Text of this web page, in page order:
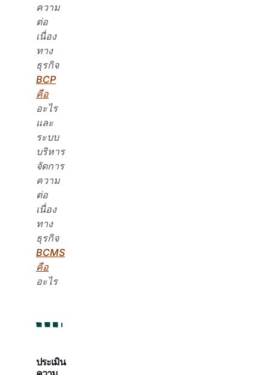
ความ
ต่อ
เนื่อง
ทาง
ธุรกิจ
BCP
คือ
อะไร
และ
ระบบ
บริหาร
จัดการ
ความ
ต่อ
เนื่อง
ทาง
ธุรกิจ
BCMS
คือ
อะไร
ประเมิน